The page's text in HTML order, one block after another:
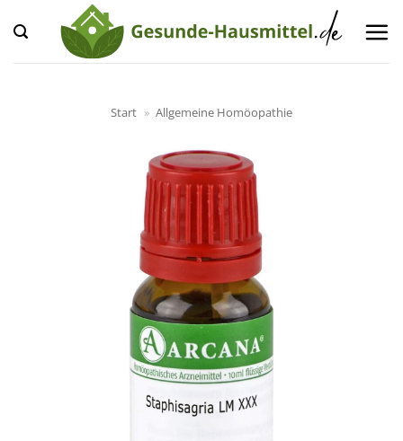
Inhalt
springen
Start » Allgemeine Homöopathie